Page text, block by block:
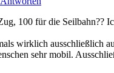
100 für die Seilbahn??
wirklich ausschließlich
sehr mobil.